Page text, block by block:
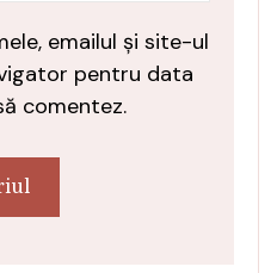
emailul și site-ul
pentru data
comentez.